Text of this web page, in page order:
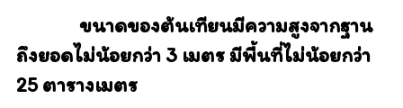
ขนาดของต้นเทียนมีความสูงจากฐาน
ถึงยอดไม่น้อยกว่า 3 เมตร มีพื้นที่ไม่น้อยกว่า
25 ตารางเมตร